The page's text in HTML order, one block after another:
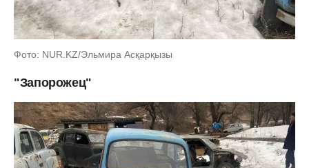
Фото: NUR.KZ/Эльмира Асқарқызы
"Запорожец"